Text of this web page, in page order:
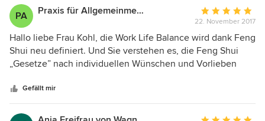
gelohnt.Vielen Dank für die konkreten
Gestaltungsvorschläge!
PA Praxis für Allgemeinmedizin
Bewertung:
5
von
5
22. November 2017
Hallo liebe Frau Kohl, die Work Life Balance wird dank Feng
Shui neu definiert. Und Sie verstehen es, die Feng Shui
„Gesetze” nach individuellen Wünschen und Vorlieben
meisterhaft umzusetzen. Die „kleinen” Veränderungen, die
ich nach Ihrer Beratung durchgeführt habe, haben sowohl
in meinem beruflichen als auch auch in meinen privaten
Gefällt mir